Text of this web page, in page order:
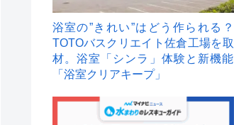
浴室の”きれい”はどう作られる？
TOTOバスクリエイト佐倉工場を取
材。浴室「シンラ」体験と新機能
「浴室クリアキープ」